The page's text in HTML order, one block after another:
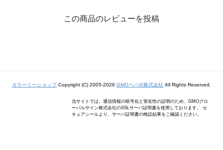
この商品のレビューを投稿
カラーミーショップCopyright (C) 2005-2026 GMOペパボ株式会社 All Rights Reserved.
当サイトでは、通信情報の暗号化と実在性の証明のため、GMOグロ
ーバルサイン株式会社のSSLサーバ証明書を使用しております。 セ
キュアシールより、サーバ証明書の検証結果をご確認ください。